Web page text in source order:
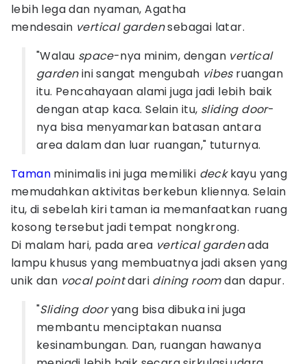
lebih lega dan nyaman, Agatha
mendesain vertical gardensebagai latar.
"Walau space-nya minim, dengan vertical
gardenini sangat mengubah vibes ruangan
itu. Pencahayaan alami juga jadi lebih baik
dengan atap kaca. Selain itu, sliding door-
nya bisa menyamarkan batasan antara
area dalam dan luar ruangan," tuturnya.
Taman minimalis ini juga memiliki deckkayu yang
memudahkan aktivitas berkebun kliennya. Selain
itu, di sebelah kiri taman ia memanfaatkan ruang
kosong tersebut jadi tempat nongkrong.
Di malam hari, pada area vertical gardenada
lampu khusus yang membuatnya jadi aksen yang
unik dan vocal pointdari dining roomdan dapur.
"Sliding dooryang bisa dibuka ini juga
membantu menciptakan nuansa
kesinambungan. Dan, ruangan hawanya